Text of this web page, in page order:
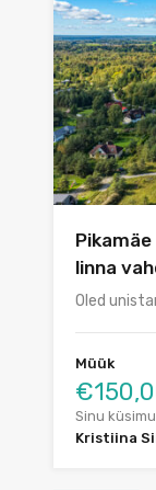
linna
Oled
Müük
Sinu
Kristiina